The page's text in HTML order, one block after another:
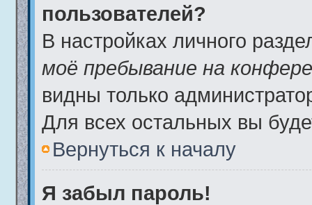
пользователей?
В настройках личного
моё пребывание на
видны только
Для всех остальных вы
Вернуться к началу
Я забыл пароль!